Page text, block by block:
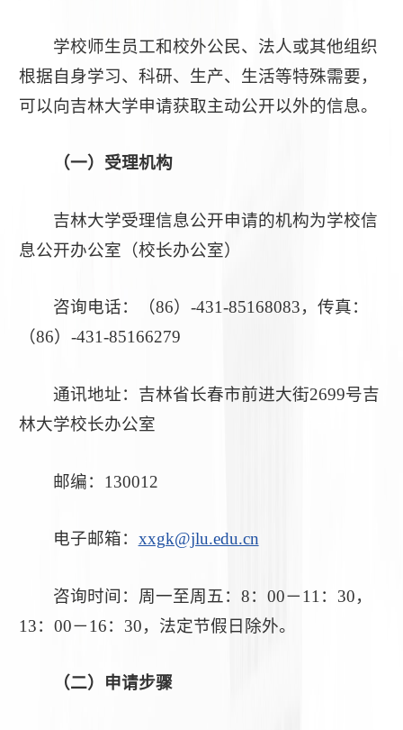
学校师生员工和校外公民、法人或其他组织
根据自身学习、科研、生产、生活等特殊需要，
可以向吉林大学申请获取主动公开以外的信息。
（一）受理机构
吉林大学受理信息公开申请的机构为学校信
息公开办公室（校长办公室）
咨询电话：（86）-431-85168083，传真：
（86）-431-85166279
通讯地址：吉林省长春市前进大街2699号吉
林大学校长办公室
邮编：130012
电子邮箱： xxgk@jlu.edu.cn
咨询时间：周一至周五：8：00－11：30，
13：00－16：30，法定节假日除外。
（二）申请步骤